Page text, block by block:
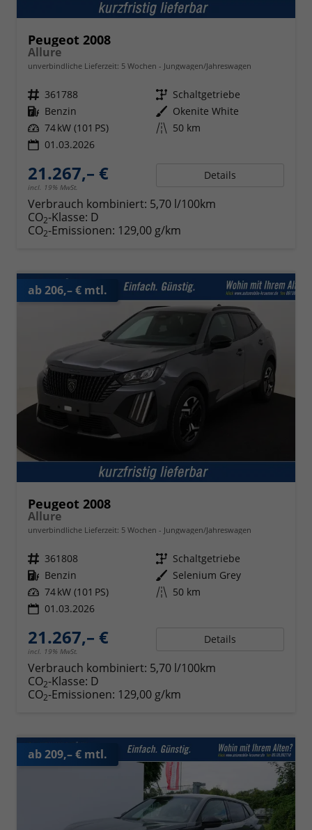
Peugeot 2008
Allure
unverbindliche Lieferzeit: 5 Wochen Jungwagen/Jahreswagen
Fahrzeugnr. 361788 Getriebe Schaltgetriebe
Kraftstoff Benzin Außenfarbe Okenite White
Leistung 74 kW (101 PS) Kilometerstand 50 km
01.03.2026
21.267,– €
incl. 19% MwSt.
Details
Verbrauch kombiniert: 5,70 l/100km
CO2-Klasse: D
CO2-Emissionen: 129,00 g/km
ab 206,– € mtl.
Peugeot 2008
Allure
unverbindliche Lieferzeit: 5 Wochen Jungwagen/Jahreswagen
Fahrzeugnr. 361808 Getriebe Schaltgetriebe
Kraftstoff Benzin Außenfarbe Selenium Grey
Leistung 74 kW (101 PS) Kilometerstand 50 km
01.03.2026
21.267,– €
incl. 19% MwSt.
Details
Verbrauch kombiniert: 5,70 l/100km
CO2-Klasse: D
CO2-Emissionen: 129,00 g/km
ab 209,– € mtl.